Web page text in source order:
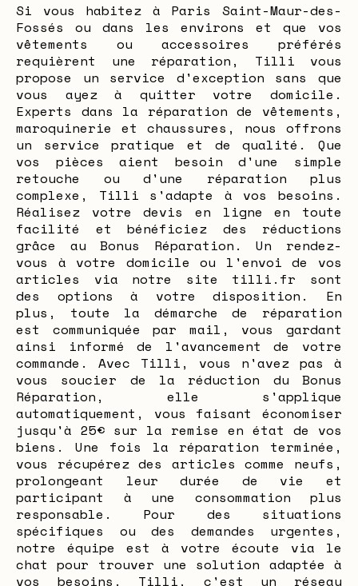
Si vous habitez à Paris Saint-Maur-des-
Fossés ou dans les environs et que vos
vêtements ou accessoires préférés
requièrent une réparation, Tilli vous
propose un service d'exception sans que
vous ayez à quitter votre domicile.
Experts dans la réparation de vêtements,
maroquinerie et chaussures, nous offrons
un service pratique et de qualité. Que
vos pièces aient besoin d'une simple
retouche ou d'une réparation plus
complexe, Tilli s'adapte à vos besoins.
Réalisez votre devis en ligne en toute
facilité et bénéficiez des réductions
grâce au Bonus Réparation. Un rendez-
vous à votre domicile ou l'envoi de vos
articles via notre site tilli.fr sont
des options à votre disposition. En
plus, toute la démarche de réparation
est communiquée par mail, vous gardant
ainsi informé de l'avancement de votre
commande. Avec Tilli, vous n'avez pas à
vous soucier de la réduction du Bonus
Réparation, elle s'applique
automatiquement, vous faisant économiser
jusqu'à 25€ sur la remise en état de vos
biens. Une fois la réparation terminée,
vous récupérez des articles comme neufs,
prolongeant leur durée de vie et
participant à une consommation plus
responsable. Pour des situations
spécifiques ou des demandes urgentes,
notre équipe est à votre écoute via le
chat pour trouver une solution adaptée à
vos besoins. Tilli, c'est un réseau